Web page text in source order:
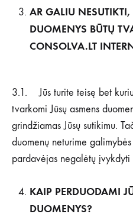
AR GALIU
DUOMENYS BŪTŲ
CONSOLVA.LT
3.1. Jūs turite teisę bet
tvarkomi Jūsų asmens
grindžiamas Jūsų sutikimu.
duomenų neturime
pardavėjas negalėtų įvykdyti
KAIP PERDUODAMI
DUOMENYS?